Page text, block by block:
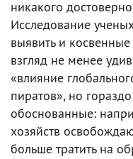
никакого
Исследование
выявить и
взгляд не менее
«влияние
пиратов», но
обоснованные:
хозяйств
больше тратить на